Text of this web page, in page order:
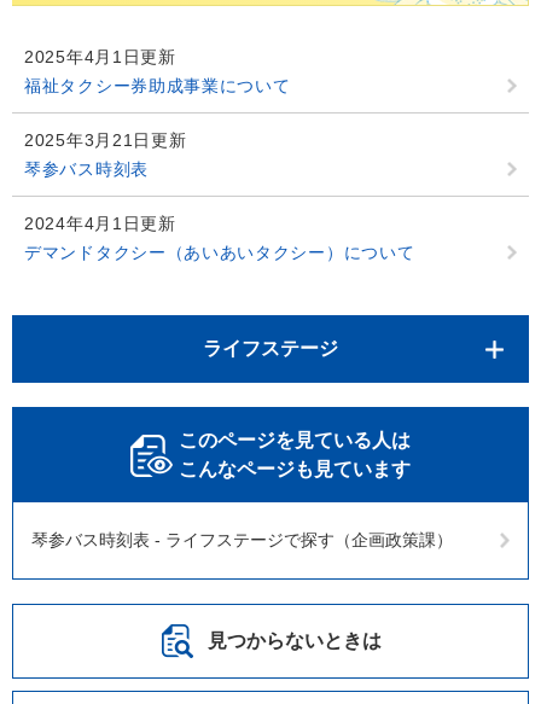
2025年4月1日更新
福祉タクシー券助成事業について
2025年3月21日更新
琴参バス時刻表
2024年4月1日更新
デマンドタクシー（あいあいタクシー）について
ライフステージ
このページを見ている人は
こんなページも見ています
琴参バス時刻表 - ライフステージで探す（企画政策課）
見つからないときは